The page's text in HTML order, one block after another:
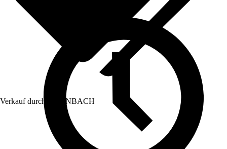
Verkauf durch: HORNBACH